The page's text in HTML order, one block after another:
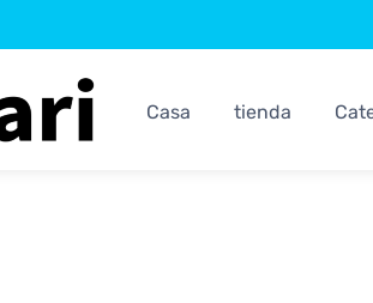
Casa tienda